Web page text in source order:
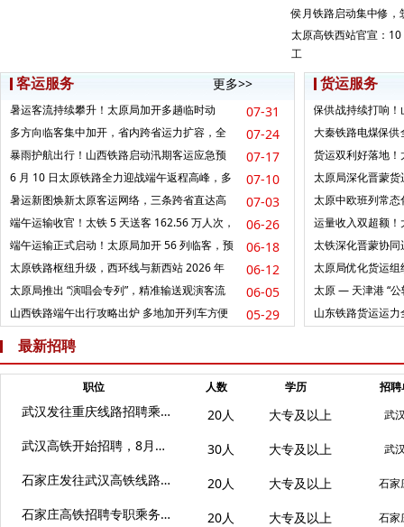
侯月铁路启动集中修
太原高铁西站官宣：
工
客运服务 更多>>
暑运客流持续攀升！太原局加开多趟临时动
车，补齐晋东南晚间出行短板
07-31
多方向临客集中加开，省内跨省运力扩容，全
方位满足暑期出游、探亲客...
07-24
暴雨护航出行！山西铁路启动汛期客运应急预
案，多举措保障暑运旅客平...
07-17
6 月 10 日太原铁路全力迎战端午返程高峰，多
重运力保障市民顺...
07-10
暑运新图焕新太原客运网络，三条跨省直达高
铁打通晋省出行新通道
07-03
端午运输收官！太铁 5 天送客 162.56 万人次，
7 月 1...
06-26
端午运输正式启动！太原局加开 56 列临客，预
计假期发送旅客 1...
06-18
太原铁路枢纽升级，西环线与新西站 2026 年
开工
06-12
太原局推出 “演唱会专列”，精准输送观演客流 06-05
山西铁路端午出行攻略出炉 多地加开列车方便
群众短途游
05-29
货运服务
保供战持续打响
转铁项目落地畅通
大秦铁路电煤保供
进，阳泉跨区域煤
货运双利好落地
太原货运外绕环线
太原局深化晋蒙
力山西物资高效外
太原中欧班列常态
造内陆国际物流枢
运量收入双超额
增长加速度，多式
太铁深化晋蒙协
道扩容，前五月跨
太原局优化货运
升
太原 — 天津港 “公
供稳价
山东铁路货运运
业发展
最新招聘
职位 人数 学历 招聘
武汉发往重庆线路招聘乘务人员 20人 大专及以上 武
武汉高铁开始招聘，8月份面试 30人 大专及以上 武
石家庄发往武汉高铁线路招聘20名高铁专职人员 20人 大专及以上 石家
石家庄高铁招聘专职乘务人员 20人 大专及以上 石家